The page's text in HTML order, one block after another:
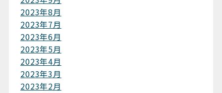
2023年8月
2023年7月
2023年6月
2023年5月
2023年4月
2023年3月
2023年2月